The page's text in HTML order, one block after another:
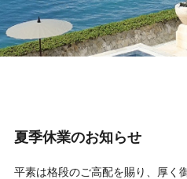
夏季休業のお知らせ
平素は格段のご高配を賜り、厚く